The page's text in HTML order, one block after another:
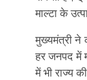
माल्टा के
मुख्यमंत्री ने
हर जनपद में
में भी राज्य